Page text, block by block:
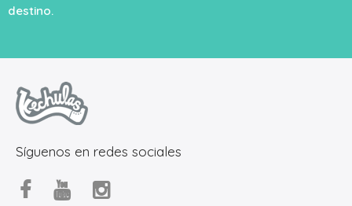
destino.
Síguenos en redes sociales